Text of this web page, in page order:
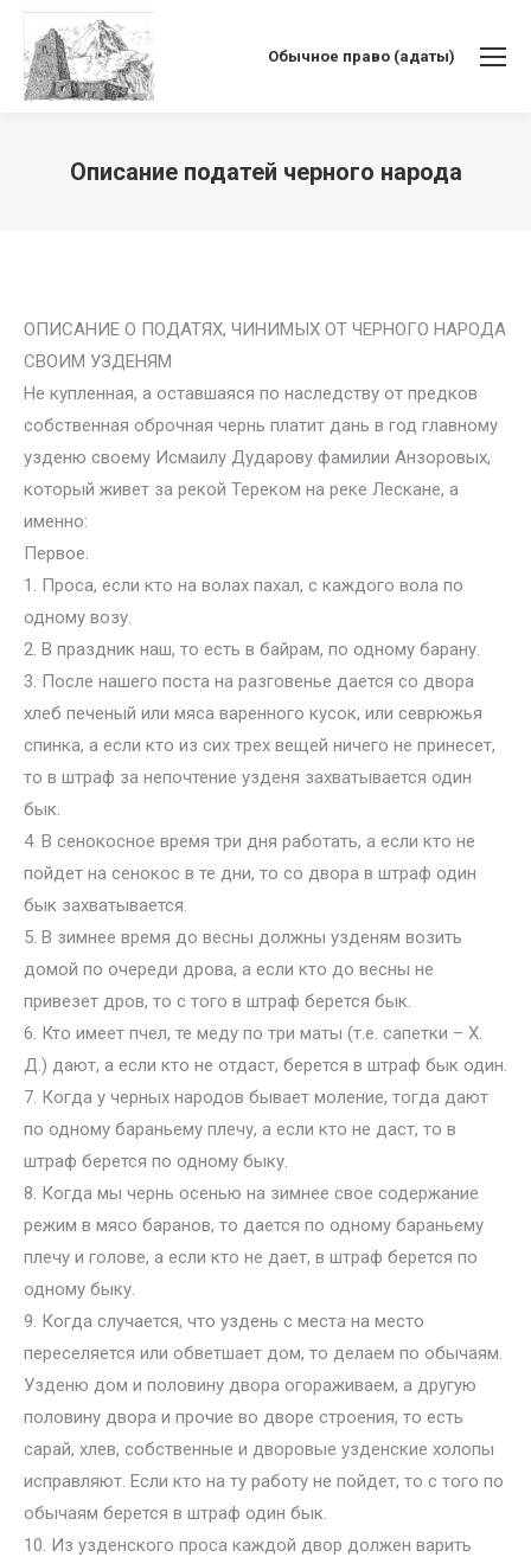
Обычное право (адаты)
Описание податей черного народа
ОПИСАНИЕ О ПОДАТЯХ, ЧИНИМЫХ ОТ ЧЕРНОГО НАРОДА
СВОИМ УЗДЕНЯМ
Не купленная, а оставшаяся по наследству от предков
собственная оброчная чернь платит дань в год главному
узденю своему Исмаилу Дударову фамилии Анзоровых,
который живет за рекой Тереком на реке Лескане, а
именно:
Первое.
1. Проса, если кто на волах пахал, с каждого вола по
одному возу.
2. В праздник наш, то есть в байрам, по одному барану.
3. После нашего поста на разговенье дается со двора
хлеб печеный или мяса варенного кусок, или севрюжья
спинка, а если кто из сих трех вещей ничего не принесет,
то в штраф за непочтение узденя захватывается один
бык.
4. В сенокосное время три дня работать, а если кто не
пойдет на сенокос в те дни, то со двора в штраф один
бык захватывается.
5. В зимнее время до весны должны узденям возить
домой по очереди дрова, а если кто до весны не
привезет дров, то с того в штраф берется бык.
6. Кто имеет пчел, те меду по три маты (т.е. сапетки – X.
Д.) дают, а если кто не отдаст, берется в штраф бык один.
7. Когда у черных народов бывает моление, тогда дают
по одному бараньему плечу, а если кто не даст, то в
штраф берется по одному быку.
8. Когда мы чернь осенью на зимнее свое содержание
режим в мясо баранов, то дается по одному бараньему
плечу и голове, а если кто не дает, в штраф берется по
одному быку.
9. Когда случается, что уздень с места на место
переселяется или обветшает дом, то делаем по обычаям.
Узденю дом и половину двора огораживаем, а другую
половину двора и прочие во дворе строения, то есть
сарай, хлев, собственные и дворовые узденские холопы
исправляют. Если кто на ту работу не пойдет, то с того по
обычаям берется в штраф один бык.
10. Из узденского проса каждой двор должен варить